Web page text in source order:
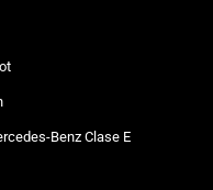
Benz Clase E